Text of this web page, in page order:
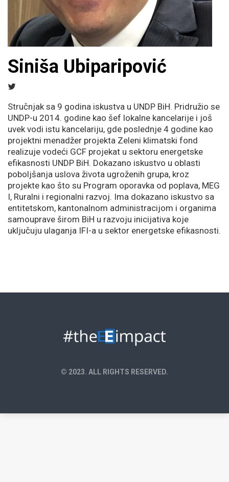
Siniša Ubiparipović
Stručnjak sa 9 godina iskustva u UNDP BiH. Pridružio se
UNDP-u 2014. godine kao šef lokalne kancelarije i još
uvek vodi istu kancelariju, gde poslednje 4 godine kao
projektni menadžer projekta Zeleni klimatski fond
realizuje vodeći GCF projekat u sektoru energetske
efikasnosti UNDP BiH. Dokazano iskustvo u oblasti
poboljšanja uslova života ugroženih grupa, kroz
projekte kao što su Program oporavka od poplava, MEG
I, Ruralni i regionalni razvoj. Ima dokazano iskustvo sa
entitetskom, kantonalnom administracijom i organima
samouprave širom BiH u razvoju inicijativa koje
uključuju ulaganja IFI-a u sektor energetske efikasnosti.
© 2023. ALL RIGHTS RESERVED.